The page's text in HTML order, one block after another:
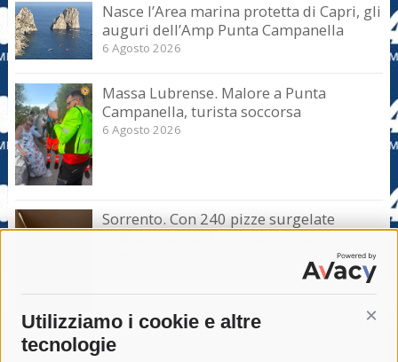
Utilizziamo i cookie e altre
tecnologie
Nasce l’Area marina protetta di Capri, gli
auguri dell’Amp Punta Campanella
6 Agosto 2026
Massa Lubrense. Malore a Punta
Campanella, turista soccorsa
6 Agosto 2026
Sorrento. Con 240 pizze surgelate
nell’auto senza frigo, sanzionato